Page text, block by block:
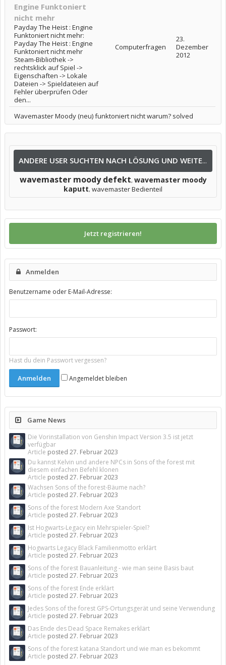
Engine Funktoniert
nicht mehr
Payday The Heist : Engine
Funktoniert nicht mehr:
Payday The Heist : Engine
Funktoniert nicht mehr
Steam-Bibliothek ->
rechtsklick auf Spiel ->
Eigenschaften -> Lokale
Dateien -> Spieldateien auf
Fehler überprüfen Oder
den...
Computerfragen
23.
Dezember
2012
Wavemaster Moody (neu) funktoniert nicht warum? solved
ANDERE USER SUCHTEN NACH LÖSUNG UND WEITEREN INFOS NACH:
wavemaster moody defekt, wavemaster moody
kaputt, wavemaster Bedienteil
Jetzt registrieren!
Anmelden
Benutzername oder E-Mail-Adresse:
Passwort:
Hast du dein Passwort vergessen?
Angemeldet bleiben
Game News
Die Vorinstallation von Genshin Impact Version 3.5 ist jetzt
verfügbar
Article posted 27. Februar 2023
Du kannst Kelvin und andere NPCs in Sons of the forest mit
diesem einfachen Befehl klonen
Article posted 27. Februar 2023
Wachsen Sons of the forest-Bäume nach?
Article posted 27. Februar 2023
Sons of the forest Modern Axe Standort
Article posted 27. Februar 2023
Ist Hogwarts-Legacy ein Mehrspieler-Spiel?
Article posted 27. Februar 2023
Hogwarts Legacy Black Familienmotto erklärt
Article posted 27. Februar 2023
Sons of the forest Bauanleitung - wie man seine Basis baut
Article posted 27. Februar 2023
Sons of the forest Ende erklärt
Article posted 27. Februar 2023
Jedes Sons of the forest GPS-Ortungsgerät und seine Verwendung
Article posted 27. Februar 2023
Das Ende des Dead Space Remakes erklärt
Article posted 27. Februar 2023
Sons of the forest katana Standort und wie man es bekommt
Article posted 27. Februar 2023